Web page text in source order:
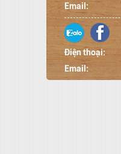
Email:
Điện thoại:
Email: